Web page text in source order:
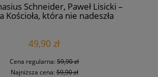
Schneider, Paweł Lisicki –
Kościoła, która nie nadeszła
49,90 zł
Cena regularna: 59,90 zł
Najniższa cena:59,90 zł